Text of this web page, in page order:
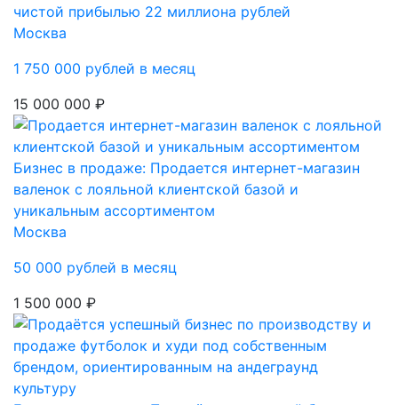
чистой прибылью 22 миллиона рублей
Москва
1 750 000 рублей в месяц
15 000 000 ₽
Бизнес в продаже: Продается интернет-магазин
валенок с лояльной клиентской базой и
уникальным ассортиментом
Москва
50 000 рублей в месяц
1 500 000 ₽